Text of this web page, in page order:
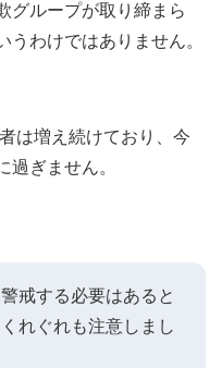
グループが取り締まら
わけではありません。
は増え続けており、今
過ぎません。
戒する必要はあると
れぐれも注意しまし